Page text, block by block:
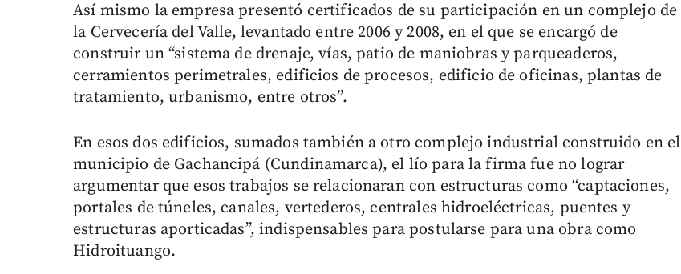
Así mismo la empresa presentó certificados de su participación en un complejo de
la Cervecería del Valle, levantado entre 2006 y 2008, en el que se encargó de
construir un “sistema de drenaje, vías, patio de maniobras y parqueaderos,
cerramientos perimetrales, edificios de procesos, edificio de oficinas, plantas de
tratamiento, urbanismo, entre otros”.
En esos dos edificios, sumados también a otro complejo industrial construido en el
municipio de Gachancipá (Cundinamarca), el lío para la firma fue no lograr
argumentar que esos trabajos se relacionaran con estructuras como “captaciones,
portales de túneles, canales, vertederos, centrales hidroeléctricas, puentes y
estructuras aporticadas”, indispensables para postularse para una obra como
Hidroituango.